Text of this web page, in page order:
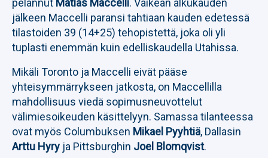
pelannut Matias Maccelli. Vaikean alkukauden
jälkeen Maccelli paransi tahtiaan kauden edetessä
tilastoiden 39 (14+25) tehopistettä, joka oli yli
tuplasti enemmän kuin edelliskaudella Utahissa.
Mikäli Toronto ja Maccelli eivät pääse
yhteisymmärrykseen jatkosta, on Maccellilla
mahdollisuus viedä sopimusneuvottelut
välimiesoikeuden käsittelyyn. Samassa tilanteessa
ovat myös Columbuksen Mikael Pyyhtiä, Dallasin
Arttu Hyry ja Pittsburghin Joel Blomqvist.